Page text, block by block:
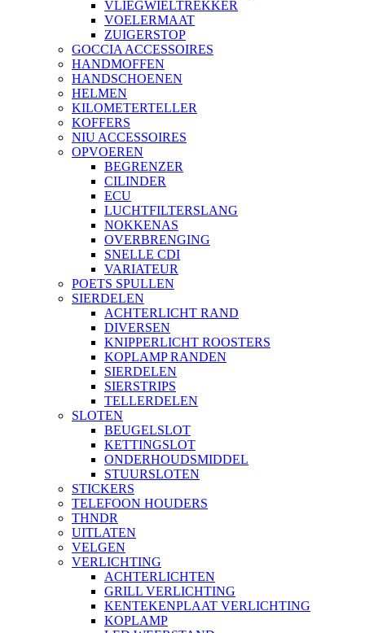
VLIEGWIELTREKKER
VOELERMAAT
ZUIGERSTOP
GOCCIA ACCESSOIRES
HANDMOFFEN
HANDSCHOENEN
HELMEN
KILOMETERTELLER
KOFFERS
NIU ACCESSOIRES
OPVOEREN
BEGRENZER
CILINDER
ECU
LUCHTFILTERSLANG
NOKKENAS
OVERBRENGING
SNELLE CDI
VARIATEUR
POETS SPULLEN
SIERDELEN
ACHTERLICHT RAND
DIVERSEN
KNIPPERLICHT ROOSTERS
KOPLAMP RANDEN
SIERDELEN
SIERSTRIPS
TELLERDELEN
SLOTEN
BEUGELSLOT
KETTINGSLOT
ONDERHOUDSMIDDEL
STUURSLOTEN
STICKERS
TELEFOON HOUDERS
THNDR
UITLATEN
VELGEN
VERLICHTING
ACHTERLICHTEN
GRILL VERLICHTING
KENTEKENPLAAT VERLICHTING
KOPLAMP